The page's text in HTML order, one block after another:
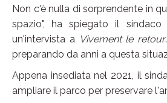
Non c'è nulla di sorprendente in
spazio", ha spiegato il sindaco
un'intervista a Vivement le retour
preparando da anni a questa
Appena insediata nel 2021, il
ampliare il parco per preservare